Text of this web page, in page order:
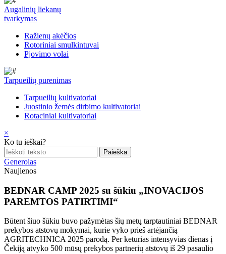
Augalinių liekanų
tvarkymas
Ražienų akėčios
Rotoriniai smulkintuvai
Pjovimo volai
Tarpueilių purenimas
Tarpueilių kultivatoriai
Juostinio žemės dirbimo kultivatoriai
Rotaciniai kultivatoriai
×
Ko tu ieškai?
Generolas
Naujienos
BEDNAR CAMP 2025 su šūkiu „INOVACIJOS
PAREMTOS PATIRTIMI“
Būtent šiuo šūkiu buvo pažymėtas šių metų tarptautiniai BEDNAR
prekybos atstovų mokymai, kurie vyko prieš artėjančią
AGRITECHNICA 2025 parodą. Per keturias intensyvias dienas į
Čekiją atvyko 500 mūsų prekybos partnerių atstovų iš 29 pasaulio